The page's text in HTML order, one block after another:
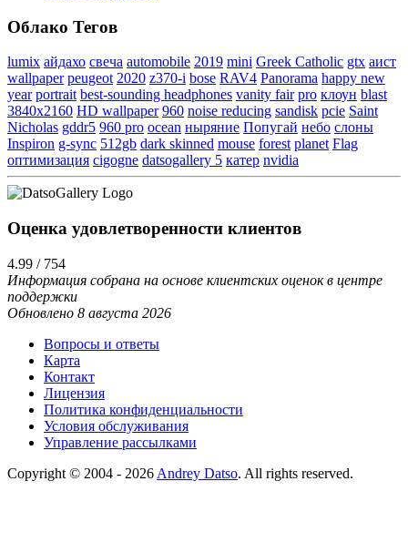
Облако Тегов
lumix айдахо свеча automobile 2019 mini Greek Catholic gtx аист
wallpaper peugeot 2020 z370-i bose RAV4 Panorama happy new
year portrait best-sounding headphones vanity fair pro клоун blast
3840x2160 HD wallpaper 960 noise reducing sandisk pcie Saint
Nicholas gddr5 960 pro ocean ныряние Попугай небо слоны
Inspiron g-sync 512gb dark skinned mouse forest planet Flag
оптимизация cigogne datsogallery 5 катер nvidia
Оценка удовлетворенности клиентов
4.99 / 754
Информация собрана на основе клиентских оценок в центре
поддержки
Обновлено 8 августа 2026
Вопросы и ответы
Карта
Контакт
Лицензия
Политика конфиденциальности
Условия обслуживания
Управление рассылками
Copyright © 2004 - 2026 Andrey Datso. All rights reserved.